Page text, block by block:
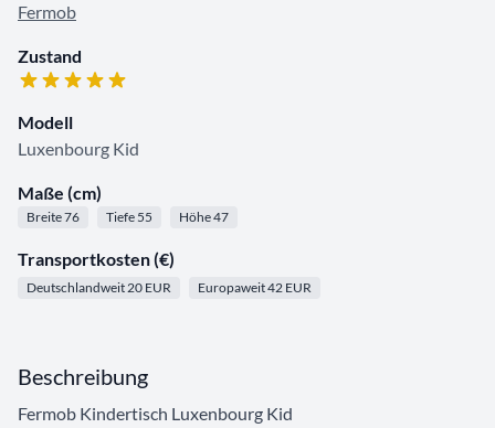
Fermob
Zustand
Modell
Luxenbourg Kid
Maße (cm)
Breite 76 Tiefe 55 Höhe 47
Transportkosten (€)
Deutschlandweit 20 EUR Europaweit 42 EUR
Beschreibung
Fermob Kindertisch Luxenbourg Kid